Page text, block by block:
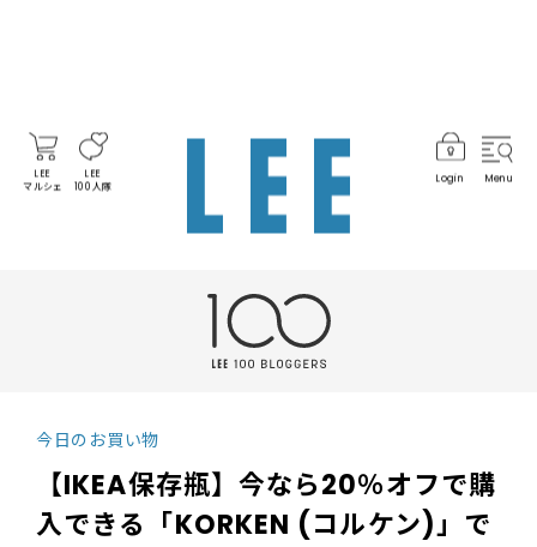
LEE
マルシェ
LEE
100人隊
Login Menu
今日のお買い物
【IKEA保存瓶】今なら20％オフで購
入できる「KORKEN (コルケン)」で